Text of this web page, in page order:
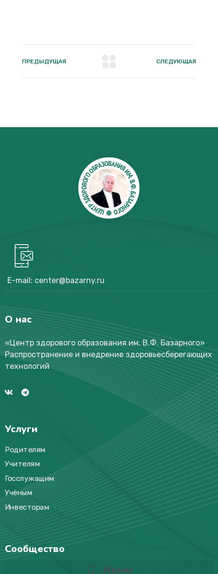
ПРЕДЫДУЩАЯ СЛЕДУЮЩАЯ
E-mail: center@bazarny.ru
О нас
«Центр здорового образования им. В.Ф. Базарного»
Распространение и внедрение здоровьесберегающих
технологий
Услуги
Родителям
Учителям
Госслужащим
Учёным
Инвесторам
Сообщество
Меню